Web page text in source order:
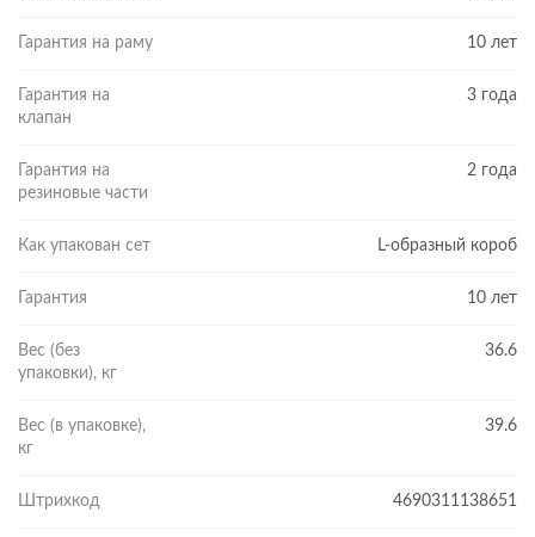
Гарантия на раму 10 лет
Гарантия на
клапан
3 года
Гарантия на
резиновые части
2 года
Как упакован сет L-образный короб
Гарантия 10 лет
Вес (без
упаковки), кг
36.6
Вес (в упаковке),
кг
39.6
Штрихкод 4690311138651